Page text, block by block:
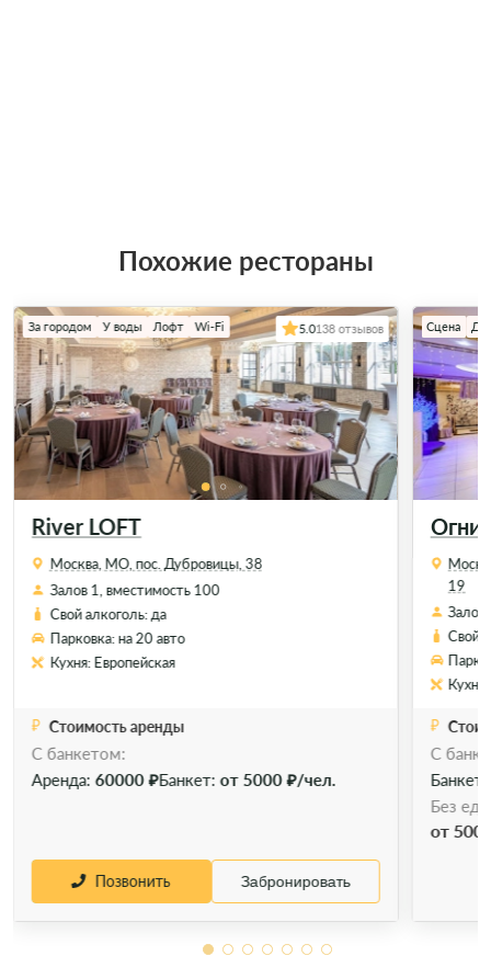
Похожие рестораны
Позвонить
River LOFT
За городом У воды Лофт Wi-Fi 5.0138 отзывов
Москва, МО, пос. Дубровицы, 38
Залов 1, вместимость 100
Свой алкоголь: да
Парковка: на 20 авто
Кухня: Европейская
Стоимость аренды
C банкетом:
Аренда: 60000 ₽Банкет:от 5000 ₽/чел.
Позвонить Забронировать
Огни
Сцена
19
Залов
Свой
Кухня:
C
Банкет:
Без
от